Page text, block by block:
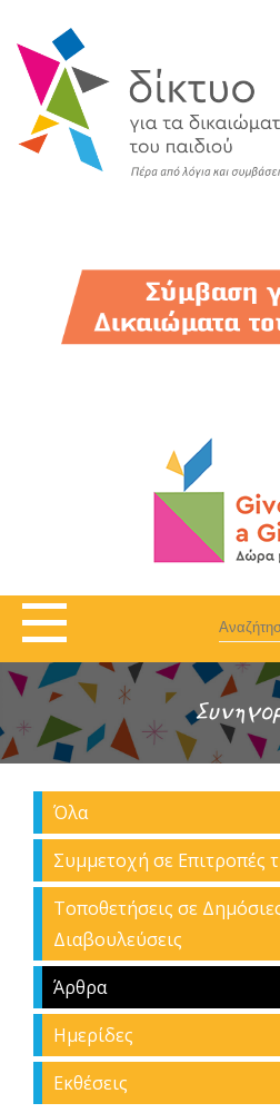
Όλα
Συμμετοχή σε Επιτροπές
Τοποθετήσεις σε
Διαβουλεύσεις
Άρθρα
Ημερίδες
Εκθέσεις